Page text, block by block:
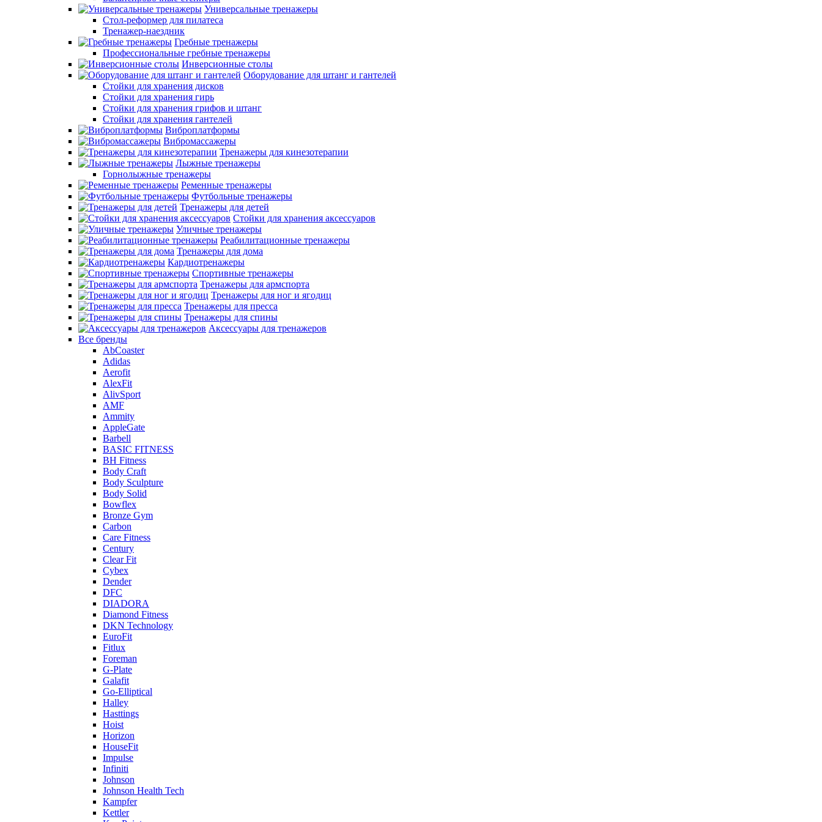
Универсальные тренажеры
Стол-реформер для пилатеса
Тренажер-наездник
Гребные тренажеры
Профессиональные гребные тренажеры
Инверсионные столы
Оборудование для штанг и гантелей
Стойки для хранения дисков
Стойки для хранения гирь
Стойки для хранения грифов и штанг
Стойки для хранения гантелей
Виброплатформы
Вибромассажеры
Тренажеры для кинезотерапии
Лыжные тренажеры
Горнолыжные тренажеры
Ременные тренажеры
Футбольные тренажеры
Тренажеры для детей
Стойки для хранения аксессуаров
Уличные тренажеры
Реабилитационные тренажеры
Тренажеры для дома
Кардиотренажеры
Спортивные тренажеры
Тренажеры для армспорта
Тренажеры для ног и ягодиц
Тренажеры для пресса
Тренажеры для спины
Аксессуары для тренажеров
Все бренды
AbCoaster
Adidas
Aerofit
AlexFit
AlivSport
AMF
Ammity
AppleGate
Barbell
BASIC FITNESS
BH Fitness
Body Craft
Body Sculpture
Body Solid
Bowflex
Bronze Gym
Carbon
Care Fitness
Century
Clear Fit
Cybex
Dender
DFC
DIADORA
Diamond Fitness
DKN Technology
EuroFit
Fitlux
Foreman
G-Plate
Galafit
Go-Elliptical
Halley
Hasttings
Hoist
Horizon
HouseFit
Impulse
Infiniti
Johnson
Johnson Health Tech
Kampfer
Kettler